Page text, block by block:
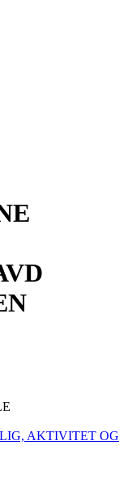
AKTIVITET OG